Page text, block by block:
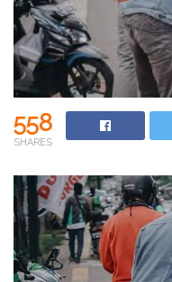
558
SHARES